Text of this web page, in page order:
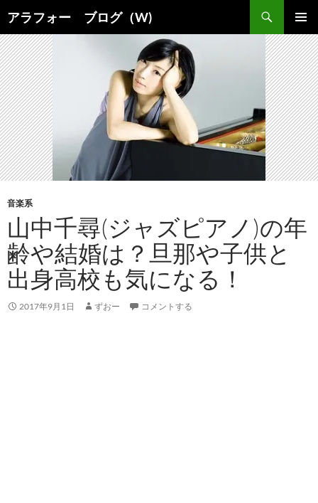
ン
テ
ン
ツ
へ
ス
キ
ッ
プ
アラフォー ブログ（W)
索
メインメ
ニュー
音楽系
山中千尋(ジャズピアノ)の年
齢や結婚は？旦那や子供と
出身高校も気になる！
2017年9月1日 ずおー コメントする